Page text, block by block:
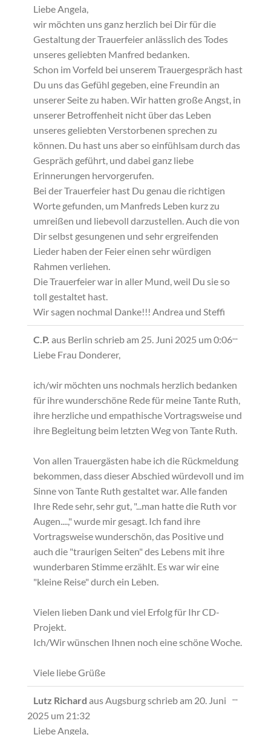
Liebe Angela,
wir möchten uns ganz herzlich bei Dir für die
Gestaltung der Trauerfeier anlässlich des Todes
unseres geliebten Manfred bedanken.
Schon im Vorfeld bei unserem Trauergespräch hast
Du uns das Gefühl gegeben, eine Freundin an
unserer Seite zu haben. Wir hatten große Angst, in
unserer Betroffenheit nicht über das Leben
unseres geliebten Verstorbenen sprechen zu
können. Du hast uns aber so einfühlsam durch das
Gespräch geführt, und dabei ganz liebe
Erinnerungen hervorgerufen.
Bei der Trauerfeier hast Du genau die richtigen
Worte gefunden, um Manfreds Leben kurz zu
umreißen und liebevoll darzustellen. Auch die von
Dir selbst gesungenen und sehr ergreifenden
Lieder haben der Feier einen sehr würdigen
Rahmen verliehen.
Die Trauerfeier war in aller Mund, weil Du sie so
toll gestaltet hast.
Wir sagen nochmal Danke!!! Andrea und Steffi
C.P. aus Berlin schrieb am 25. Juni 2025 um 0:06
Liebe Frau Donderer,
ich/wir möchten uns nochmals herzlich bedanken
für ihre wunderschöne Rede für meine Tante Ruth,
ihre herzliche und empathische Vortragsweise und
ihre Begleitung beim letzten Weg von Tante Ruth.
Von allen Trauergästen habe ich die Rückmeldung
bekommen, dass dieser Abschied würdevoll und im
Sinne von Tante Ruth gestaltet war. Alle fanden
Ihre Rede sehr, sehr gut, "...man hatte die Ruth vor
Augen....," wurde mir gesagt. Ich fand ihre
Vortragsweise wunderschön, das Positive und
auch die "traurigen Seiten" des Lebens mit ihre
wunderbaren Stimme erzählt. Es war wir eine
"kleine Reise" durch ein Leben.
Vielen lieben Dank und viel Erfolg für Ihr CD-
Projekt.
Ich/Wir wünschen Ihnen noch eine schöne Woche.
Viele liebe Grüße
...
Lutz Richard ausAugsburgschrieb am 20. Juni
2025 um 21:32
Liebe Angela,
...